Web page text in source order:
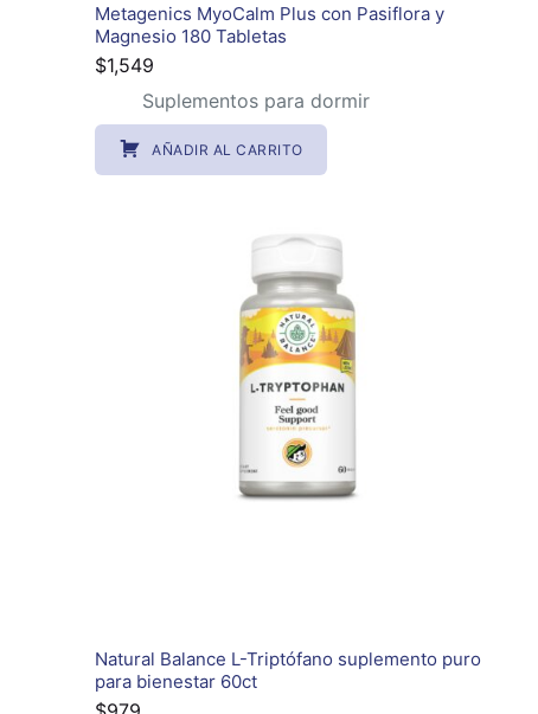
Metagenics MyoCalm Plus con Pasiflora y
Magnesio 180 Tabletas
$1,549
Suplementos para dormir
AÑADIR AL CARRITO
Natural Balance L-Triptófano suplemento puro
para bienestar 60ct